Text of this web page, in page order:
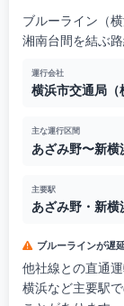
ブルーライン（
湘南台間を結ぶ
運行会社
横浜市交通局（
主な運行区間
あざみ野〜新
主要駅
あざみ野・新
ブルーラインが遅
他社線との直通
横浜など主要駅